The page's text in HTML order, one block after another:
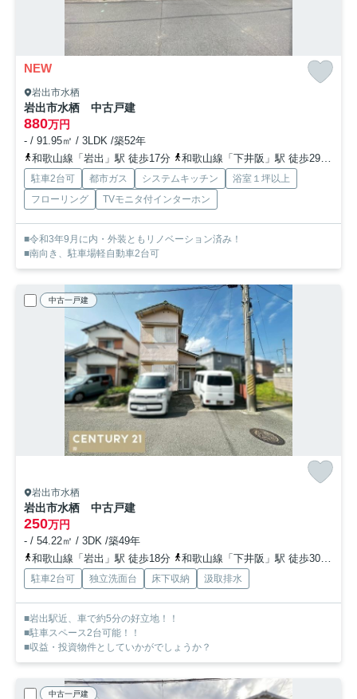
NEW
岩出市水栖
岩出市水栖 中古戸建
880万円
- / 91.95㎡ / 3LDK /築52年
和歌山線「岩出」駅 徒歩17分
和歌山線「下井阪」駅 徒歩29分
駐車2台可 都市ガス システムキッチン
浴室１坪以上
フローリング
TVモニタ付インターホン
■令和3年9月に内・外装ともリノベーション済み！
■南向き、駐車場軽自動車2台可
中古一戸建
岩出市水栖
岩出市水栖 中古戸建
250万円
- / 54.22㎡ / 3DK /築49年
和歌山線「岩出」駅 徒歩18分
和歌山線「下井阪」駅 徒歩30分
駐車2台可 独立洗面台 床下収納 汲取排水
■岩出駅近、車で約5分の好立地！！
■駐車スペース2台可能！！
■収益・投資物件としていかがでしょうか？
中古一戸建